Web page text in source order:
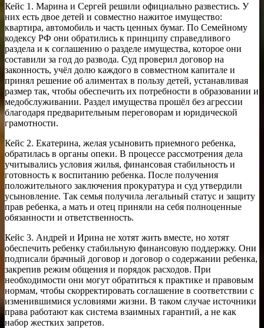
Кейс 1. Марина и Сергей решили официально развестись. У
них есть двое детей и совместно нажитое имущество:
квартира, автомобиль и часть ценных бумаг. По Семейному
кодексу РФ они обратились к принципу справедливого
раздела и к соглашению о разделе имущества, которое они
составили за год до развода. Суд проверил договор на
законность, учёл долю каждого в совместном капитале и
принял решение об алиментах в пользу детей, устанавливая
размер так, чтобы обеспечить их потребности в образовании и
медобслуживании. Раздел имущества прошёл без агрессии
благодаря предварительным переговорам и юридической
грамотности.
Кейс 2. Екатерина, желая усыновить приемного ребенка,
обратилась в органы опеки. В процессе рассмотрения дела
учитывались условия жилья, финансовая стабильность и
готовность к воспитанию ребенка. После получения
положительного заключения прокуратура и суд утвердили
усыновление. Так семья получила легальный статус и защиту
прав ребенка, а мать и отец приняли на себя полноценные
обязанности и ответственность.
Кейс 3. Андрей и Ирина не хотят жить вместе, но хотят
обеспечить ребенку стабильную финансовую поддержку. Они
подписали брачный договор и договор о содержании ребенка,
закрепив режим общения и порядок расходов. При
необходимости они могут обратиться к практике и правовым
нормам, чтобы скорректировать соглашение в соответствии с
изменившимися условиями жизни. В таком случае источники
права работают как система взаимных гарантий, а не как
набор жестких запретов.